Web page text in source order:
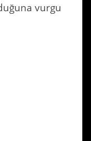
vurgu